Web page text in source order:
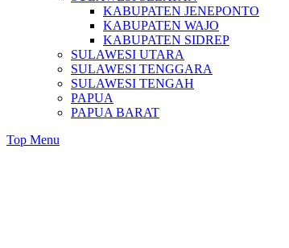
KABUPATEN JENEPONTO
KABUPATEN WAJO
KABUPATEN SIDREP
SULAWESI UTARA
SULAWESI TENGGARA
SULAWESI TENGAH
PAPUA
PAPUA BARAT
Top Menu